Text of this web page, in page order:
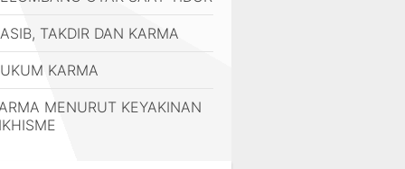
TAKDIR DAN KARMA
KARMA
MENURUT KEYAKINAN